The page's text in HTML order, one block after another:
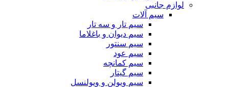
لوازم جانبی
سیم آلات
سیم تار و سه تار
سیم دیوان و باغلاما
سیم سنتور
سیم عود
سیم کمانچه
سیم گیتار
سیم ویولن و ویولنسل